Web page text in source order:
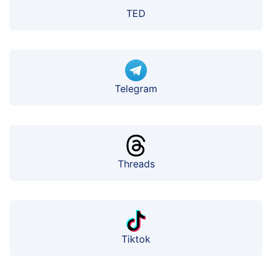
TED
Telegram
Threads
Tiktok